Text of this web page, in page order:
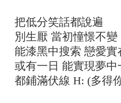
把低分笑話都說遍
別生厭 當初憧憬不變
能漆黑中搜索 戀愛實
或有一日 能實現夢中
都鋪滿伏線 H: (多得